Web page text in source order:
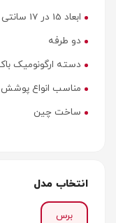
ابعاد 15 در 17 سانتی متر
دو طرفه
دسته ارگونومیک
مناسب انواع
ساخت چین
انتخاب مدل
برس